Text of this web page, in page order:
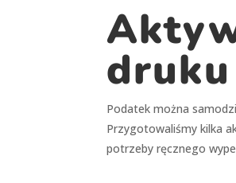
druku
Podatek można
Przygotowaliśmy kilka
potrzeby ręcznego